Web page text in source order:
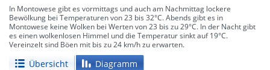
In Montowese gibt es vormittags und auch am Nachmittag lockere
Bewölkung bei Temperaturen von 23 bis 32°C. Abends gibt es in
Montowese keine Wolken bei Werten von 23 bis zu 29°C. In der Nacht gibt
es einen wolkenlosen Himmel und die Temperatur sinkt auf 19°C.
Vereinzelt sind Böen mit bis zu 24 km/h zu erwarten.
Übersicht Diagramm